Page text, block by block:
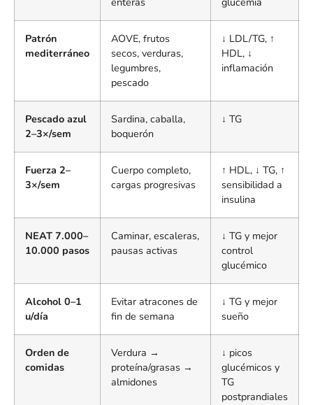
Patrón
mediterráneo
AOVE, frutos
secos, verduras,
legumbres,
pescado
↓ LDL/TG, ↑
HDL, ↓
inflamación
Pescado azul
2–3×/sem
Sardina, caballa,
boquerón
↓ TG
Fuerza 2–
3×/sem
Cuerpo completo,
cargas progresivas
↑ HDL, ↓ TG, ↑
sensibilidad a
insulina
NEAT 7.000–
10.000 pasos
Caminar, escaleras,
pausas activas
↓ TG y mejor
control
glucémico
Alcohol 0–1
u/día
Evitar atracones de
fin de semana
↓ TG y mejor
sueño
Orden de
comidas
Verdura →
proteína/grasas →
almidones
↓ picos
glucémicos y
TG
postprandiales